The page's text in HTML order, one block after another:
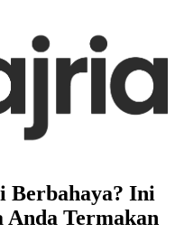
Berbahaya? Ini
Anda Termakan